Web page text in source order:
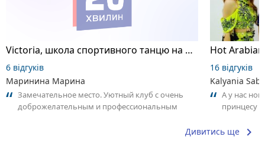
Victoria, школа спортивного танцю на пілоні
6 відгуків
Маринина Марина
Замечательное место. Уютный клуб с очень
доброжелательным и профессиональным
16 відгуків
Kalyania
А у нас
принцесу
Дивитись ще keyboard_arrow_right